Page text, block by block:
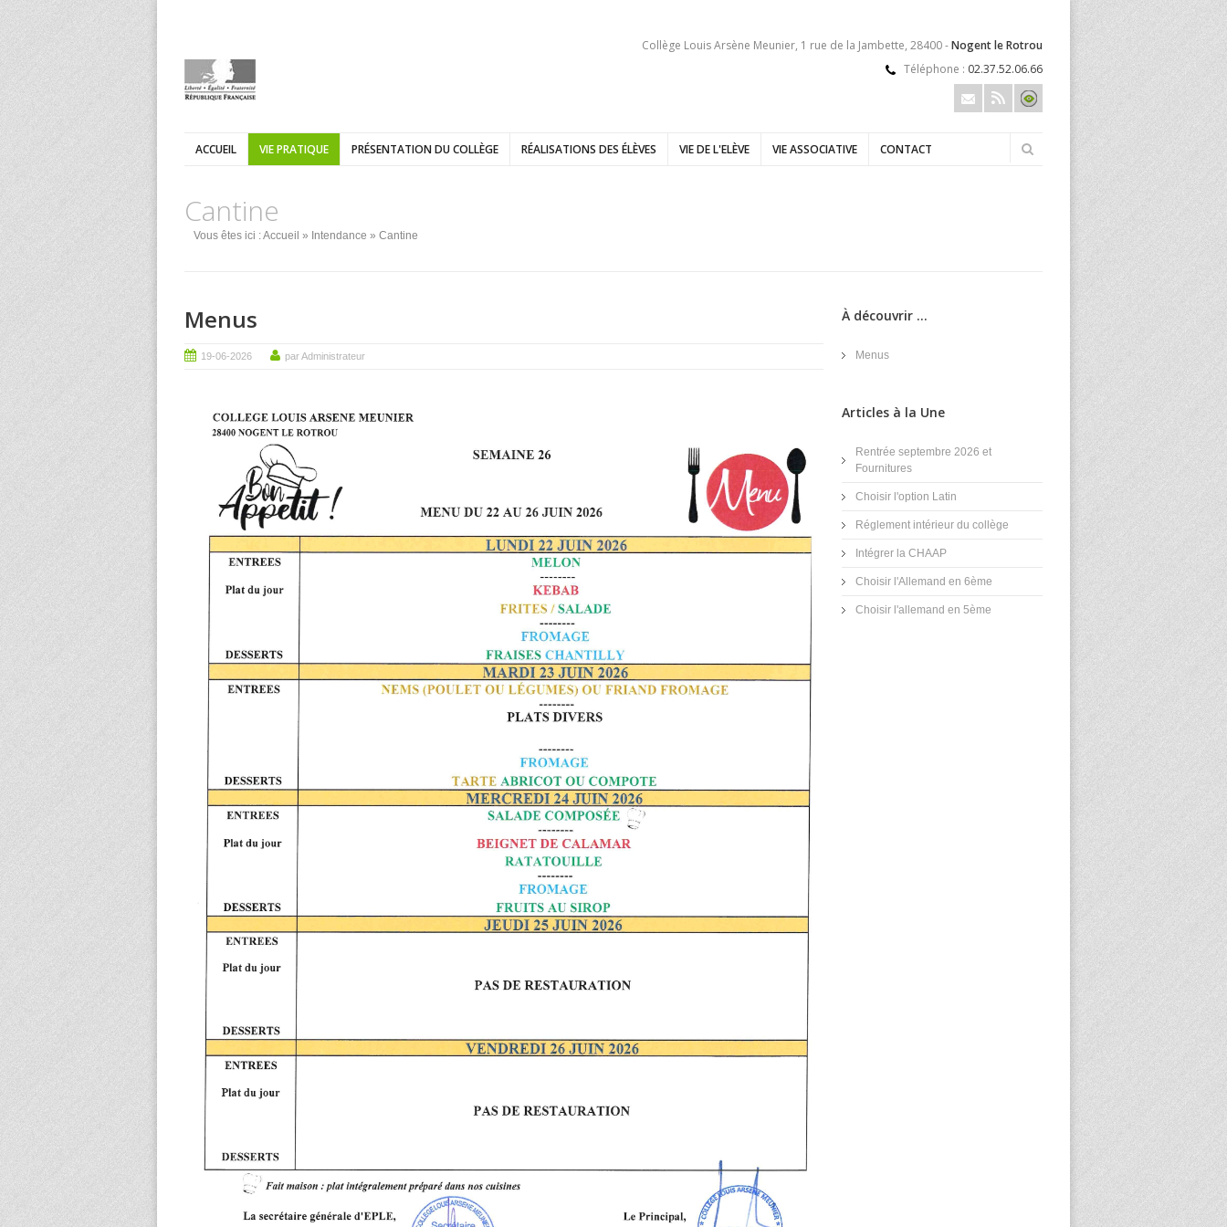
Collège Louis Arsène Meunier, 1 rue de la Jambette, 28400 -Nogent le Rotrou
Téléphone : 02.37.52.06.66
ACCUEIL VIE PRATIQUE PRÉSENTATION DU COLLÈGE RÉALISATIONS DES ÉLÈVES VIE DE L'ELÈVE VIE ASSOCIATIVE CONTACT
Cantine
Vous êtes ici :Accueil » Intendance » Cantine
Menus
19-06-2026 par Administrateur
À découvrir ...
Menus
Articles à la Une
Rentrée septembre 2026 et
Fournitures
Choisir l'option Latin
Réglement intérieur du collège
Intégrer la CHAAP
Choisir l'Allemand en 6ème
Choisir l'allemand en 5ème